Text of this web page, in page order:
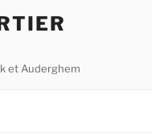
et Auderghem